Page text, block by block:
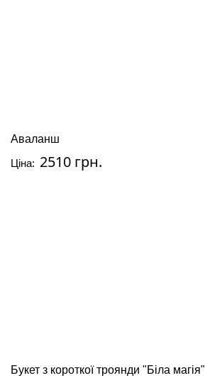
Аваланш
Ціна: 2510 грн.
Букет з короткої троянди "Біла магія"